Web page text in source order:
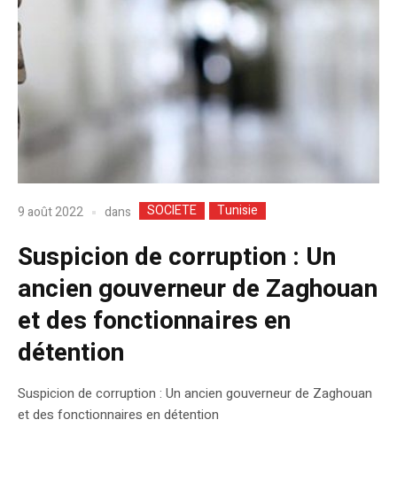
9 août 2022 dans SOCIETE Tunisie
Suspicion de corruption : Un
ancien gouverneur de Zaghouan
et des fonctionnaires en
détention
Suspicion de corruption : Un ancien gouverneur de Zaghouan
et des fonctionnaires en détention